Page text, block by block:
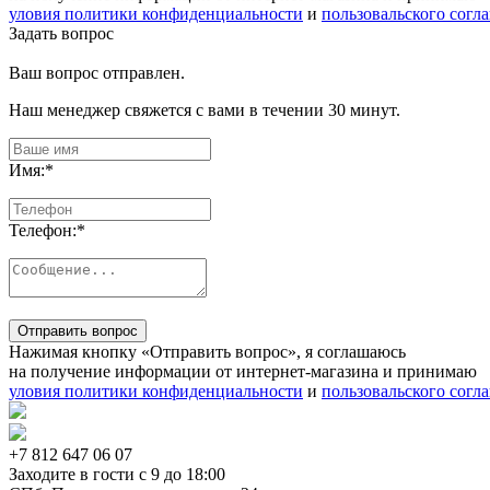
уловия политики конфиденциальности и пользовальского
Задать вопрос
Ваш вопрос отправлен.
Наш менеджер свяжется с вами в течении 30 минут.
Имя:*
Телефон:*
Отправить вопрос
Нажимая кнопку «Отправить вопрос», я соглашаюсь
на получение информации от интернет-магазина и принимаю
уловия политики конфиденциальности и пользовальского
+7 812 647 06 07
Заходите в гости c 9 до 18:00